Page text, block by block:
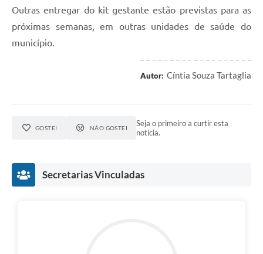
Outras entregar do kit gestante estão previstas para as
próximas semanas, em outras unidades de saúde do
município.
Autor: Cíntia Souza Tartaglia
GOSTEI NÃO GOSTEI
Seja o primeiro a curtir esta
notícia.
Secretarias Vinculadas